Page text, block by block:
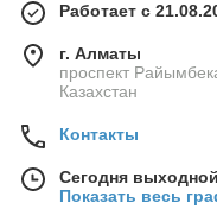
Работает с
г. Алматы
проспект
Казахстан
Контакты
Сегодня выходной
Показать весь